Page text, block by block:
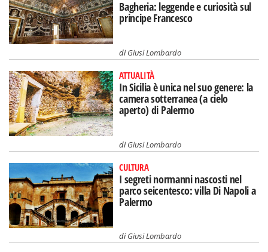
Bagheria: leggende e curiosità sul
principe Francesco
diGiusi Lombardo
ATTUALITÀ
In Sicilia è unica nel suo genere: la
camera sotterranea (a cielo
aperto) di Palermo
diGiusi Lombardo
CULTURA
I segreti normanni nascosti nel
parco seicentesco: villa Di Napoli a
Palermo
diGiusi Lombardo